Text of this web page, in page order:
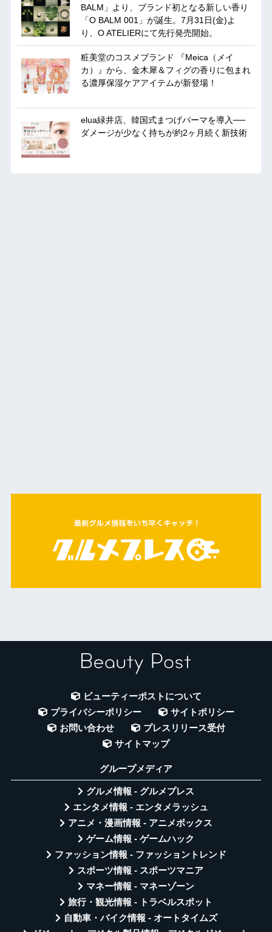
BALM」より、ブランド初となる新しい香り
「O BALM 001」が誕生。7月31日(金)よ
り、O ATELIERにて先行発売開始。
粧美堂のコスメブランド 『Meica（メイ
カ）』から、金木犀＆フィグの香りに包まれ
る濃厚保湿ケアアイテムが新登場！
elua緑井店、韓国式まつげパーマを導入──
ダメージが少なく持ちが約2ヶ月続く新技術
ビューティーポストについて
プライバシーポリシー
サイトポリシー
お問い合わせ
プレスリリース受付
サイトマップ
グループメディア
グルメ情報 - グルメプレス
エンタメ情報 - エンタメラッシュ
アニメ・漫画情報 - アニメボックス
ゲーム情報 - ゲームハック
ファッション情報 - ファッショントレンド
スポーツ情報 - スポーツマニア
マネー情報 - マネーゾーン
旅行・観光情報 - トラベルスポット
自動車・バイク情報 - オートタイムズ